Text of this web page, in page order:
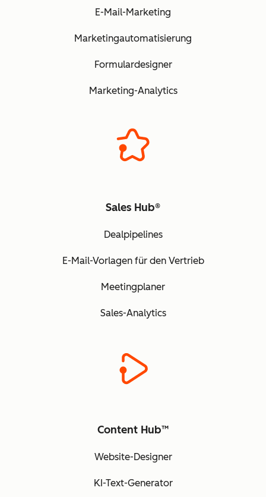
E-Mail-Marketing
Marketingautomatisierung
Formulardesigner
Marketing-Analytics
Sales Hub®
Dealpipelines
E-Mail-Vorlagen für den Vertrieb
Meetingplaner
Sales-Analytics
Content Hub™
Website-Designer
KI-Text-Generator